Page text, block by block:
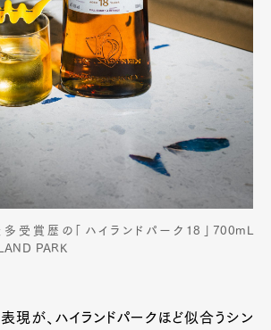
受賞歴の「ハイランドパーク18」700mL
PARK
表現が、ハイランドパークほど似合うシン